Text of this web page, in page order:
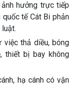
hưởng trực tiếp
quốc tế Cát Bi phản
thả diều, bóng
thiết bị bay không
hạ cánh có vận